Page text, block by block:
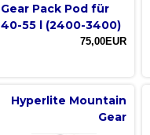
Gear Pack Pod für
40-55 l (2400-3400)
75,00EUR
Hyperlite Mountain
Gear